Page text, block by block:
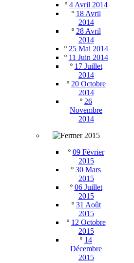
º 4 Avril 2014
º 18 Avril
2014
º 28 Avril
2014
º 25 Mai 2014
º 11 Juin 2014
º 17 Juillet
2014
º 20 Octobre
2014
º 26
Novembre
2014
2015
º 09 Février
2015
º 30 Mars
2015
º 06 Juillet
2015
º 31 Août
2015
º 12 Octobre
2015
º 14
Décembre
2015